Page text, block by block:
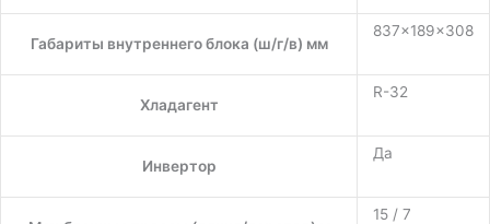
Габариты внутреннего блока (ш/г/в) мм
837×189×308
Хладагент
R-32
Инвертор
Да
15 / 7